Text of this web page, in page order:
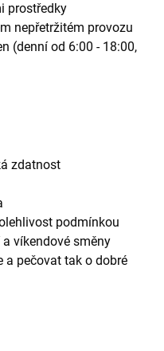
prostředky
nepřetržitém provozu
(denní od 6:00 - 18:00,
zdatnost
podmínkou
víkendové směny
a pečovat tak o dobré